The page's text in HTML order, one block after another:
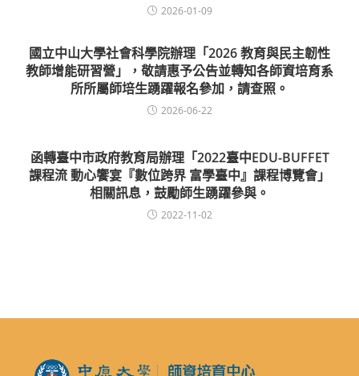
2026-01-09
國立中山大學社會科學院辦理「2026 教育與民主韌性
教師增能研習營」，敬請惠予公告並轉知各師資培育系
所所屬師培生踴躍報名參加，請查照。
2026-06-22
函轉臺中市政府教育局辦理「2022臺中EDU-BUFFET
課程流 動心饗宴『數位跨界 富學臺中』課程博覽會」
相關訊息，鼓勵師生踴躍參與。
2022-11-02